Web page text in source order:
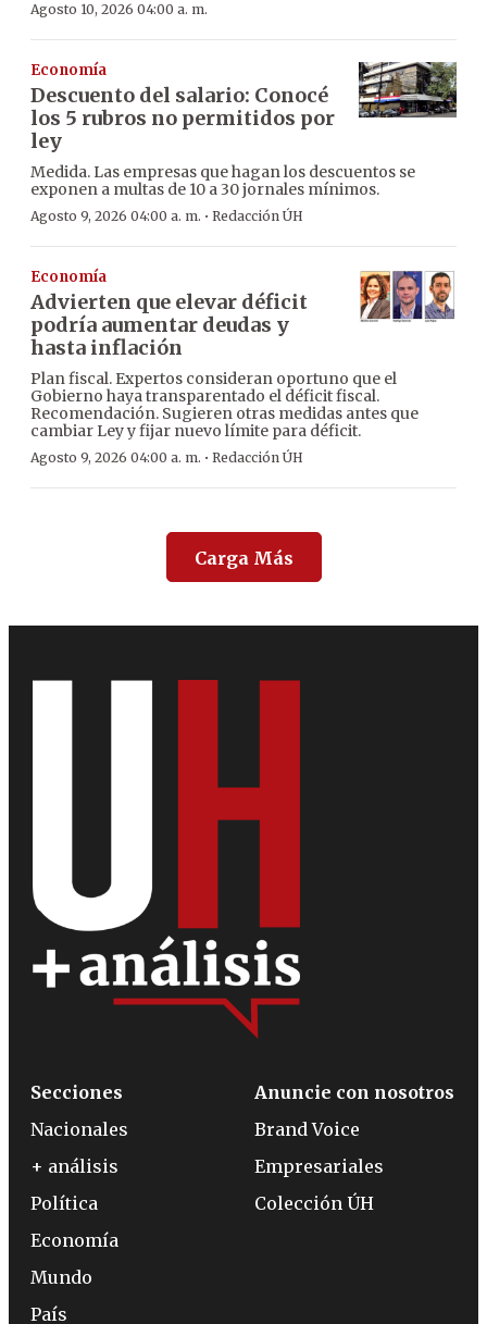
Agosto 10, 2026 04:00 a. m.
Economía
Descuento del salario: Conocé
los 5 rubros no permitidos por
ley
Medida. Las empresas que hagan los descuentos se
exponen a multas de 10 a 30 jornales mínimos.
Agosto 9, 2026 04:00 a. m. · Redacción ÚH
Economía
Advierten que elevar déficit
podría aumentar deudas y
hasta inflación
Plan fiscal. Expertos consideran oportuno que el
Gobierno haya transparentado el déficit fiscal.
Recomendación. Sugieren otras medidas antes que
cambiar Ley y fijar nuevo límite para déficit.
Agosto 9, 2026 04:00 a. m. · Redacción ÚH
Carga Más
Secciones
Nacionales
+ análisis
Política
Economía
Mundo
País
Anuncie con nosotros
Brand Voice
Empresariales
Colección ÚH